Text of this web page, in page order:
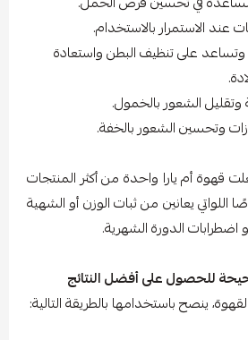
عند الاستمرار بالاستخدام.
وتساعد على تنظيف البطن واستعادة
وتقليل الشعور بالخمول.
وتحسين الشعور بالخفة.
قهوة أم يارا واحدة من أكثر المنتجات
اللواتي يعانين من ثبات الوزن أو الشهية
اضطرابات الدورة الشهرية.
للحصول على أفضل النتائج
ينصح باستخدامها بالطريقة التالية: